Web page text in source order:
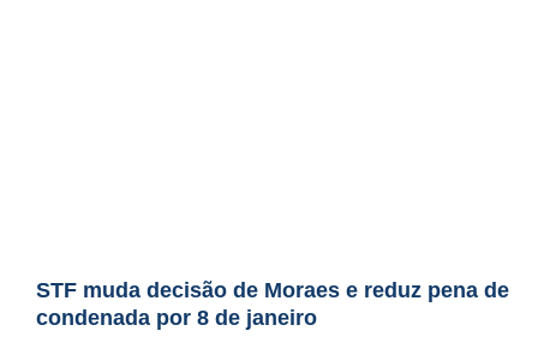
STF muda decisão de Moraes e reduz pena de
condenada por 8 de janeiro